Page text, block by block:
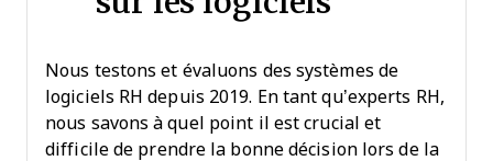
Nous testons et évaluons des systèmes de
logiciels RH depuis 2019. En tant qu’experts RH,
nous savons à quel point il est crucial et
difficile de prendre la bonne décision lors de la